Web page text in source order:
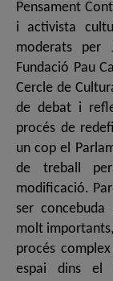
Pensament
i activista
moderats per
Fundació Pau
Cercle de
de debat i
procés de
un cop el
de treball
modificació.
ser
molt
procés
espai dins el